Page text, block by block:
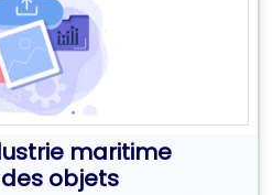
maritime
objets